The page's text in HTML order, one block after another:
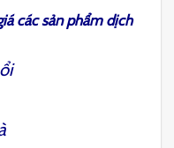
các sản phẩm dịch